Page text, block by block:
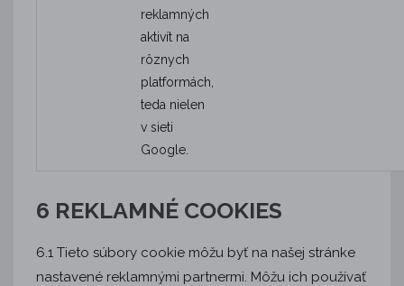
reklamných
aktivít na
rôznych
platformách,
teda nielen
v sieti
Google.
6 REKLAMNÉ COOKIES
6.1 Tieto súbory cookie môžu byť na našej stránke
nastavené reklamnými partnermi. Môžu ich používať